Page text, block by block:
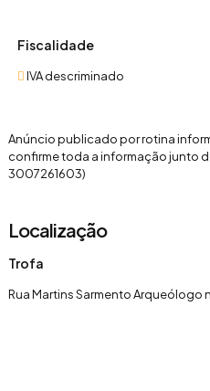
Fiscalidade
IVA descriminado
Anúncio publicado por rotina
confirme toda a informação junto
3007261603)
Localização
Trofa
Rua Martins Sarmento Arqueólogo